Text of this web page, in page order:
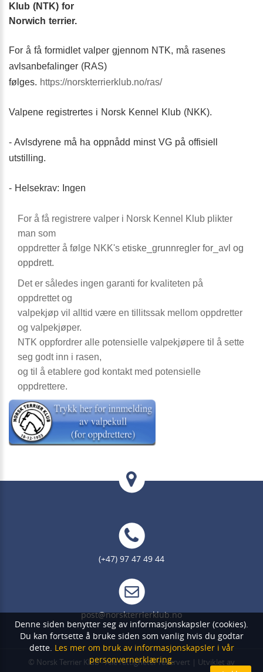
Klub (NTK) for
Norwich terrier.
For å få formidlet valper gjennom NTK, må rasenes
avlsanbefalinger (RAS)
følges. https://norskterrierklub.no/ras/
Valpene registrertes i Norsk Kennel Klub (NKK).
- Avlsdyrene må ha oppnådd minst VG på offisiell
utstilling.
- Helsekrav: Ingen
For å få registrere valper i Norsk Kennel Klub plikter
man som
oppdretter å følge NKK's etiske_grunnregler for_avl og
oppdrett.
Det er således ingen garanti for kvaliteten på
oppdrettet og
valpekjøp vil alltid være en tillitssak mellom oppdretter
og valpekjøper.
NTK oppfordrer alle potensielle valpekjøpere til å sette
seg godt inn i rasen,
og til å etablere god kontakt med potensielle
oppdrettere.
(+47) 97 47 49 44
post@norskterrierklub.no
© Norsk Terrier Klub- Alle rettigheter reservert | Utviklet av
Denne siden benytter seg av informasjonskapsler (cookies).
Du kan fortsette å bruke siden som vanlig hvis du godtar
dette. Les mer om bruk av informasjonskapsler i vår
personvernerklæring.